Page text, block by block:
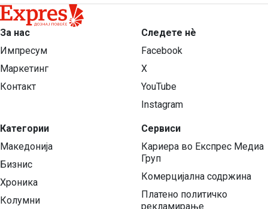
За нас
Импресум
Маркетинг
Контакт
Категории
Македонија
Бизнис
Хроника
Колумни
Следете нѐ
Facebook
X
YouTube
Instagram
Сервиси
Кариера во Експрес Медиа
Груп
Комерцијална содржина
Платено политичко
рекламирање